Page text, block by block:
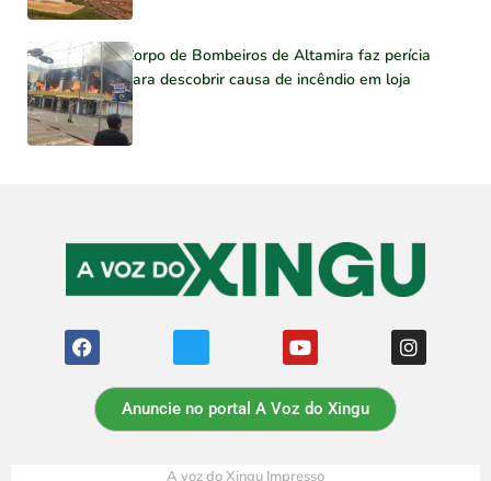
Corpo de Bombeiros de Altamira faz perícia
para descobrir causa de incêndio em loja
Anuncie no portal A Voz do Xingu